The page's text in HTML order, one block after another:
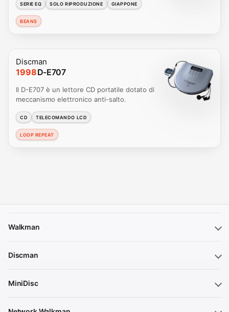
SERIE EQ SOLO RIPRODUZIONE GIAPPONE
BEANS
Discman
1998D-E707
Il D-E707 è un lettore CD portatile dotato di
meccanismo elettronico anti-salto.
CD TELECOMANDO LCD
LOOP REPEAT
Walkman
Discman
MiniDisc